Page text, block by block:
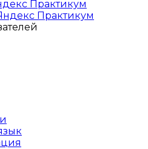
Практикум
Практикум